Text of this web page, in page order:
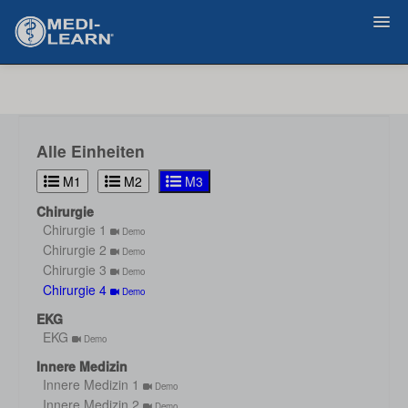
Alle Einheiten
M1 M2
M3
Chirurgie
Chirurgie 1
Demo
Chirurgie 2 Demo
Chirurgie 3 Demo
Chirurgie 4 Demo
EKG
EKG
Demo
Innere Medizin
Innere Medizin 1
Demo
Innere Medizin 2